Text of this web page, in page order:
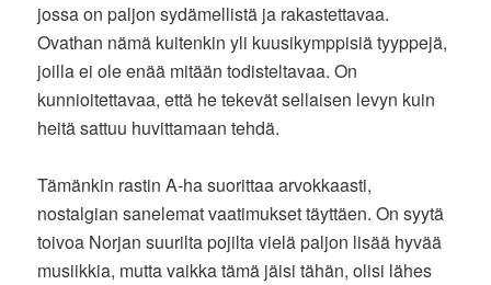
jossa on paljon sydämellistä ja rakastettavaa.
Ovathan nämä kuitenkin yli kuusikymppisiä tyyppejä,
joilla ei ole enää mitään todisteltavaa. On
kunnioitettavaa, että he tekevät sellaisen levyn kuin
heitä sattuu huvittamaan tehdä.
Tämänkin rastin A-ha suorittaa arvokkaasti,
nostalgian sanelemat vaatimukset täyttäen. On syytä
toivoa Norjan suurilta pojilta vielä paljon lisää hyvää
musiikkia, mutta vaikka tämä jäisi tähän, olisi lähes